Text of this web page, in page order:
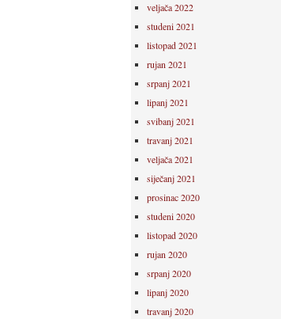
veljača 2022
studeni 2021
listopad 2021
rujan 2021
srpanj 2021
lipanj 2021
svibanj 2021
travanj 2021
veljača 2021
siječanj 2021
prosinac 2020
studeni 2020
listopad 2020
rujan 2020
srpanj 2020
lipanj 2020
travanj 2020